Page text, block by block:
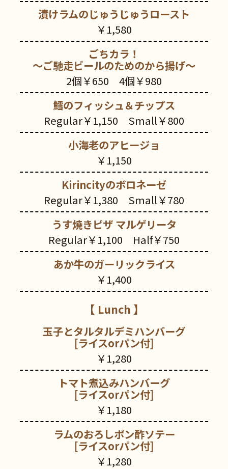
漬けラムのじゅうじゅうロースト
￥1,580
ごちカラ！
～ご馳走ビールのためのから揚げ～
2個￥650 4個￥980
鱈のフィッシュ＆チップス
Regular￥1,150 Small￥800
小海老のアヒージョ
￥1,150
Kirincityのボロネーゼ
Regular￥1,380 Small￥780
うす焼きピザ マルゲリータ
Regular￥1,100 Half￥750
あか牛のガーリックライス
￥1,400
【 Lunch 】
玉子とタルタルデミハンバーグ
[ライスorパン付]
￥1,280
トマト煮込みハンバーグ
[ライスorパン付]
￥1,180
ラムのおろしポン酢ソテー
[ライスorパン付]
￥1,280